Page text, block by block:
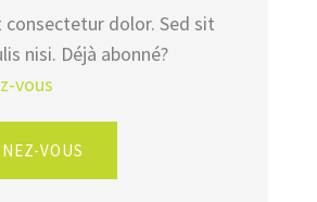
consectetur dolor. Sed sit
nisi. Déjà abonné?
vous
VOUS